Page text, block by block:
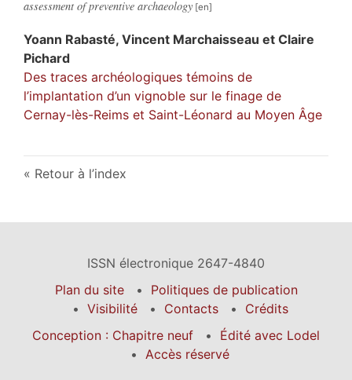
assessment of preventive archaeology
Yoann Rabasté, Vincent Marchaisseau et Claire
Pichard
Des traces archéologiques témoins de
l’implantation d’un vignoble sur le finage de
Cernay-lès-Reims et Saint-Léonard au Moyen Âge
Retour à l’index
ISSN électronique 2647-4840
Plan du site
Politiques de publication
Visibilité
Contacts
Crédits
Conception : Chapitre neuf
Édité avec Lodel
Accès réservé